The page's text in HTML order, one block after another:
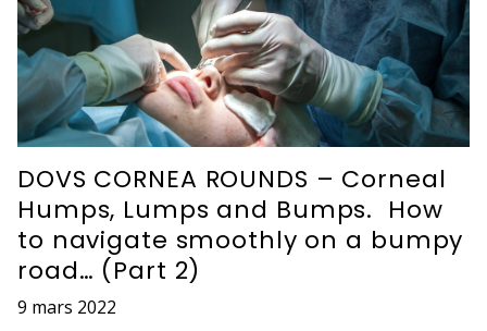
DOVS CORNEA ROUNDS – Corneal
Humps, Lumps and Bumps. How
to navigate smoothly on a bumpy
road… (Part 2)
9 mars 2022